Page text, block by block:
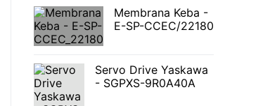
Membrana Keba -
E-SP-CCEC/22180
Servo Drive Yaskawa
- SGPXS-9R0A40A